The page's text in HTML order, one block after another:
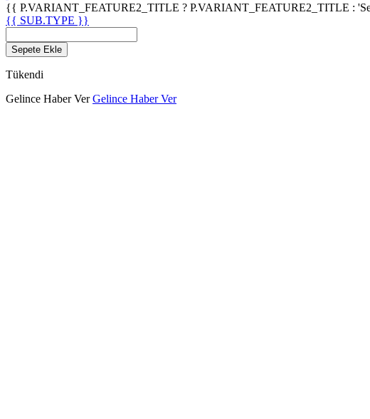
{{ P.VARIANT_FEATURE2_TITLE ? P.VARIANT_FEATURE2_TITLE :
{{ SUB.TYPE }}
Sepete Ekle
Tükendi
Gelince Haber Ver Gelince Haber Ver